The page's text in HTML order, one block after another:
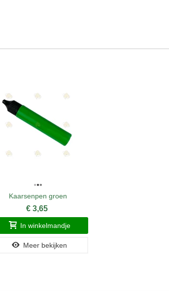
Kaarsenpen groen
€ 3,65
In winkelmandje
Meer bekijken